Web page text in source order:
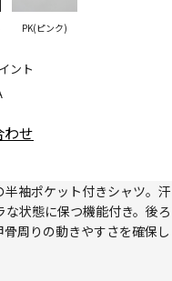
ント
PK(ピンク)
せ
袖ポケット付きシャツ。汗
状態に保つ機能付き。後ろ
周りの動きやすさを確保し